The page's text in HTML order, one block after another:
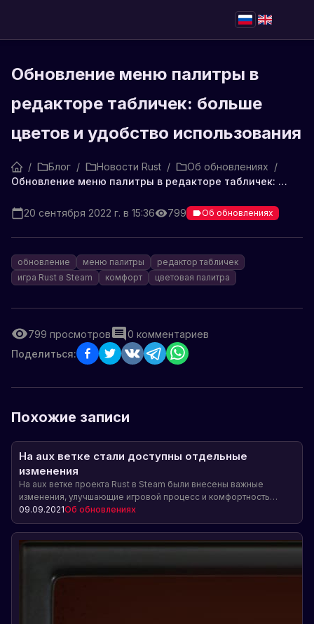
Обновление меню палитры в
редакторе табличек: больше
цветов и удобство использования
/ Блог / Новости Rust / Об обновлениях /
Обновление меню палитры в редакторе табличек: больше цветов и удобство использования
20 сентября 2022 г. в 15:36 799 Об обновлениях
обновление меню палитры
редактор табличек
игра Rust в Steam
комфорт цветовая палитра
799 просмотров 0 комментариев
Поделиться:
Похожие записи
На aux ветке стали доступны отдельные
изменения
На aux ветке проекта Rust в Steam были внесены важные
изменения, улучшающие игровой процесс и комфортность
игроков. Обновления включают автоматическое прикрепление
грядки к фундаменту, возможность приземления воздушного
транспорта на грузовой корабль, сохранение содержимого
табличек, картин и фоторамок, а также исправление проблем с
меню F1.
09.09.2021Об обновлениях